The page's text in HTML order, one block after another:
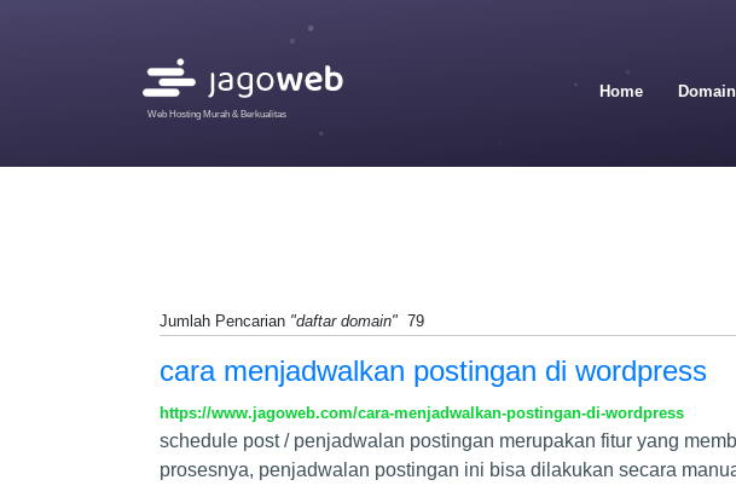
Web Hosting Murah & Berkualitas
Home Domain
Jumlah Pencarian "daftar domain" 79
cara menjadwalkan postingan di wordpress
https://www.jagoweb.com/cara-menjadwalkan-postingan-di-wordpress
schedule post / penjadwalan postingan merupakan fitur yang
prosesnya, penjadwalan postingan ini bisa dilakukan secara